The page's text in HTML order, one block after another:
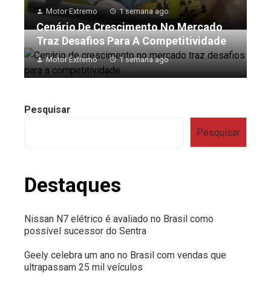
Motor Extremo 1 semana ago
Cenário De Crescimento No Mercado
Traz Desafios Para A Competitividade
Motor Extremo 1 semana ago
Pesquisar
Pesquisar
Destaques
Nissan N7 elétrico é avaliado no Brasil como
possível sucessor do Sentra
Geely celebra um ano no Brasil com vendas que
ultrapassam 25 mil veículos